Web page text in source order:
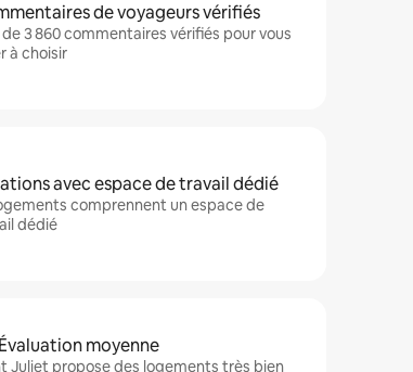
de voyageurs vérifiés
de 3 860 commentaires vérifiés pour vous
à choisir
avec espace de travail dédié
comprennent un espace de
dédié
moyenne
Juliet propose des logements très bien